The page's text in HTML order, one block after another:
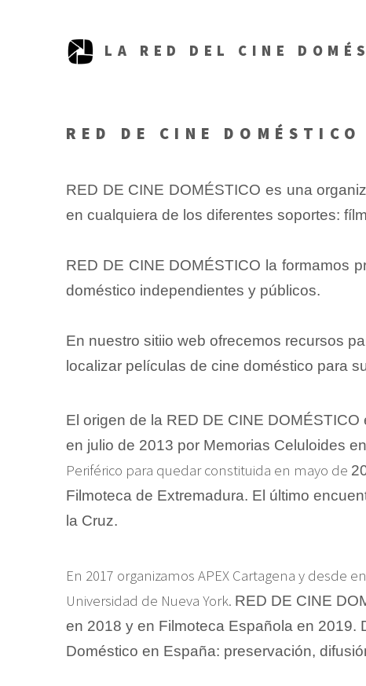
LA RED DEL CINE
RED DE CINE DOMÉSTICO
RED DE CINE DOMÉSTICO es una
en cualquiera de los diferentes soportes:
RED DE CINE DOMÉSTICO la formamos
doméstico independientes y públicos.
En nuestro sitiio web ofrecemos recursos
localizar películas de cine doméstico para
El origen de la RED DE CINE DOMÉSTICO
en julio de 2013 por Memorias Celuloides
Periférico para quedar constituida en mayo de
Filmoteca de Extremadura. El último
la Cruz.
En 2017 organizamos APEX Cartagena y
Universidad de Nueva York. RED DE CINE
en 2018 y en Filmoteca Española en 2019.
Doméstico en España: preservación,